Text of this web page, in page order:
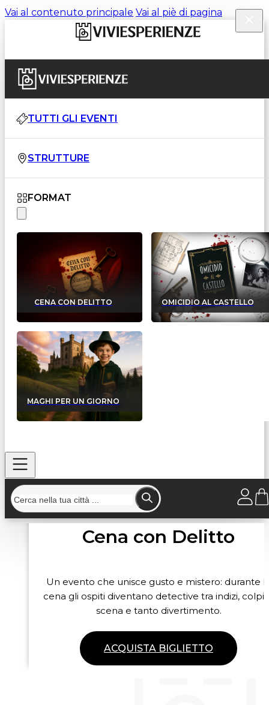
Vai al contenuto principale Vai al piè di pagina
TUTTI GLI EVENTI
STRUTTURE
FORMAT
CENA CON DELITTO OMICIDIO AL CASTELLO
MAGHI PER UN GIORNO
Cena con Delitto
Un evento che unisce gusto e mistero: durante
cena gli ospiti diventano detective tra indizi, colpi
scena e tanto divertimento.
ACQUISTA BIGLIETTO